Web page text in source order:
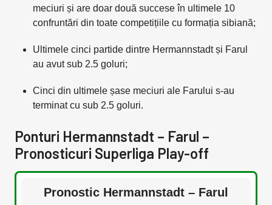
meciuri și are doar două succese în ultimele 10
confruntări din toate competițiile cu formația sibiană;
Ultimele cinci partide dintre Hermannstadt și Farul
au avut sub 2.5 goluri;
Cinci din ultimele șase meciuri ale Farului s-au
terminat cu sub 2.5 goluri.
Ponturi Hermannstadt – Farul –
Pronosticuri Superliga Play-off
Pronostic Hermannstadt – Farul